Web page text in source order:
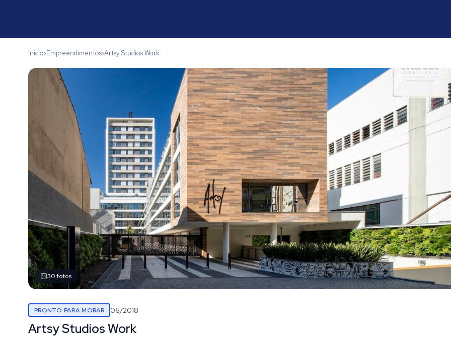
Início›Empreendimentos›Artsy Studios Work
30fotos
PRONTO PARA MORAR 06/2018
Artsy Studios Work